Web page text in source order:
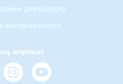
для відпуску
відповідальності
мережах: